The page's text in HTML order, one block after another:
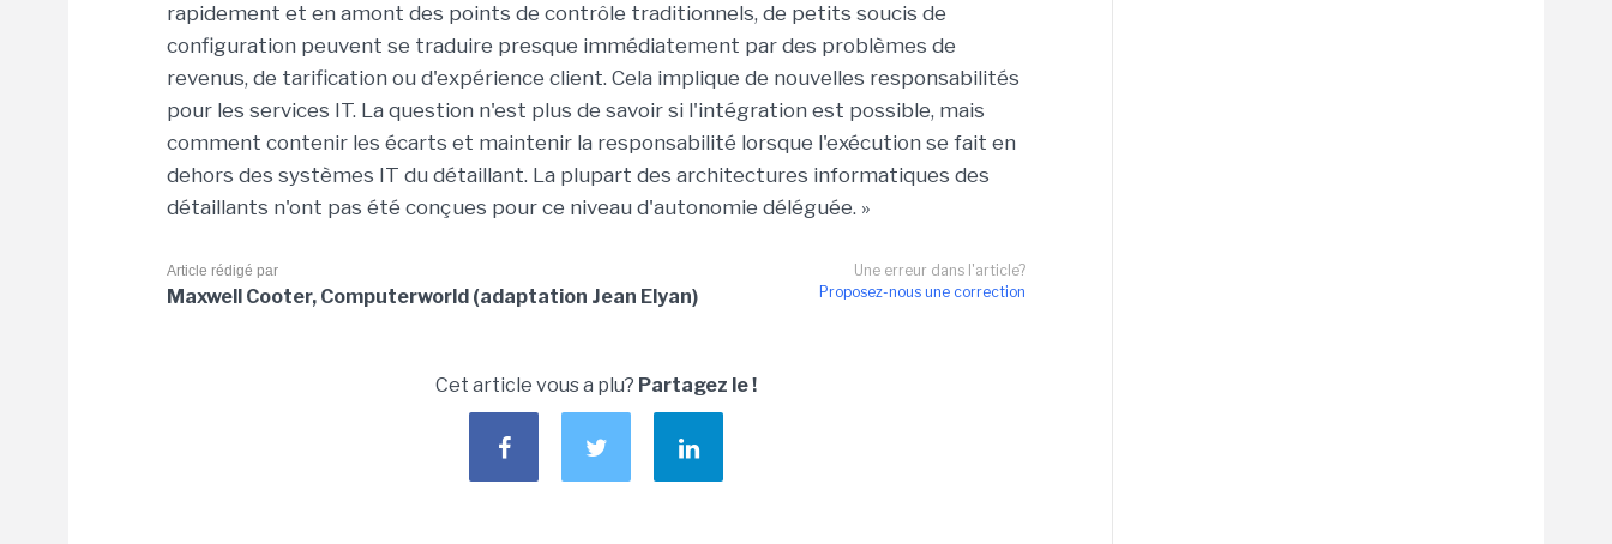
rapidement et en amont des points de contrôle traditionnels, de petits soucis de
configuration peuvent se traduire presque immédiatement par des problèmes de
revenus, de tarification ou d'expérience client. Cela implique de nouvelles responsabilités
pour les services IT. La question n'est plus de savoir si l'intégration est possible, mais
comment contenir les écarts et maintenir la responsabilité lorsque l'exécution se fait en
dehors des systèmes IT du détaillant. La plupart des architectures informatiques des
détaillants n'ont pas été conçues pour ce niveau d'autonomie déléguée. »
Une erreur dans l'article?
Proposez-nous une correction
Article rédigé par
Maxwell Cooter, Computerworld (adaptation Jean Elyan)
Cet article vous a plu? Partagez le !